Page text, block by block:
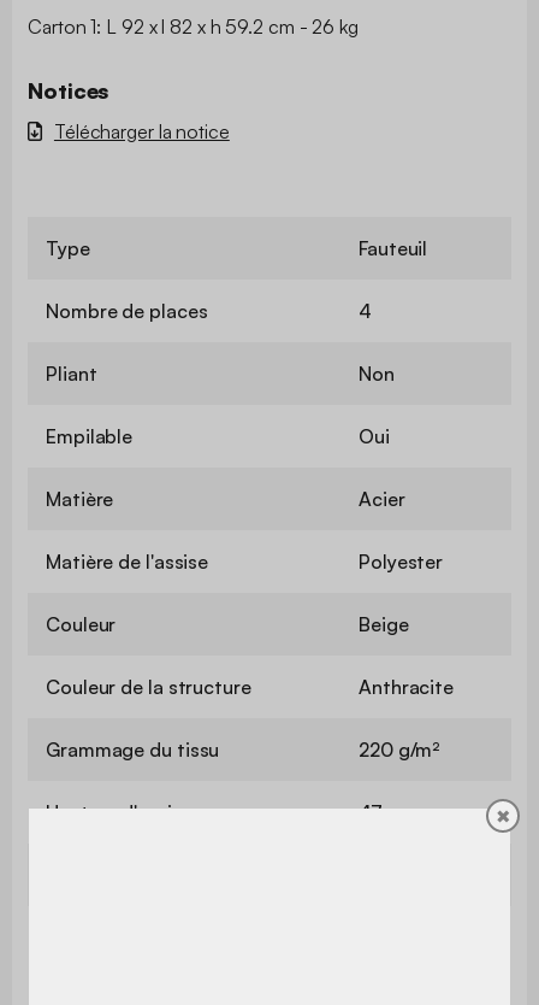
Carton 1: L 92 x l 82 x h 59.2 cm - 26 kg
Notices
Télécharger la notice
Type Fauteuil
Nombre de places 4
Pliant Non
Empilable Oui
Matière Acier
Matière de l'assise Polyester
Couleur Beige
Couleur de la structure Anthracite
Grammage du tissu 220 g/m²
Hauteur d'assise 47 cm ✖